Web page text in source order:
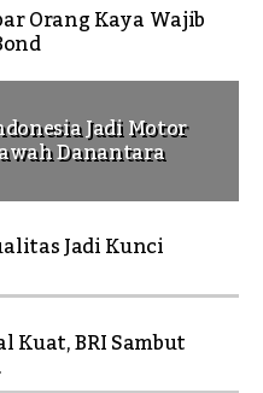
Orang Kaya Wajib
Jadi Motor
Danantara
Jadi Kunci
Kuat, BRI Sambut